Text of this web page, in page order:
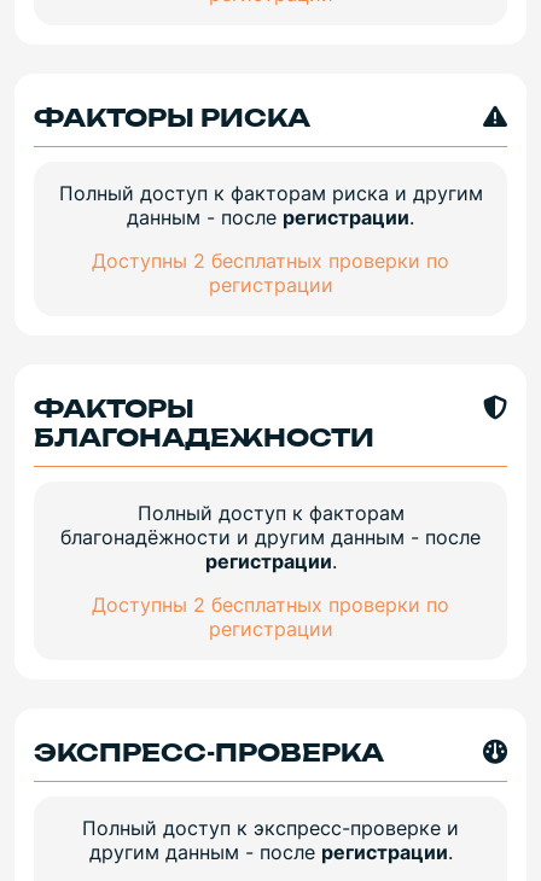
ФАКТОРЫ РИСКА
Полный доступ к факторам риска и другим
данным - после регистрации.
Доступны 2 бесплатных проверки по
регистрации
ФАКТОРЫ
БЛАГОНАДЕЖНОСТИ
Полный доступ к факторам
благонадёжности и другим данным - после
регистрации.
Доступны 2 бесплатных проверки по
регистрации
ЭКСПРЕСС-ПРОВЕРКА
Полный доступ к экспресс-проверке и
другим данным - после регистрации.